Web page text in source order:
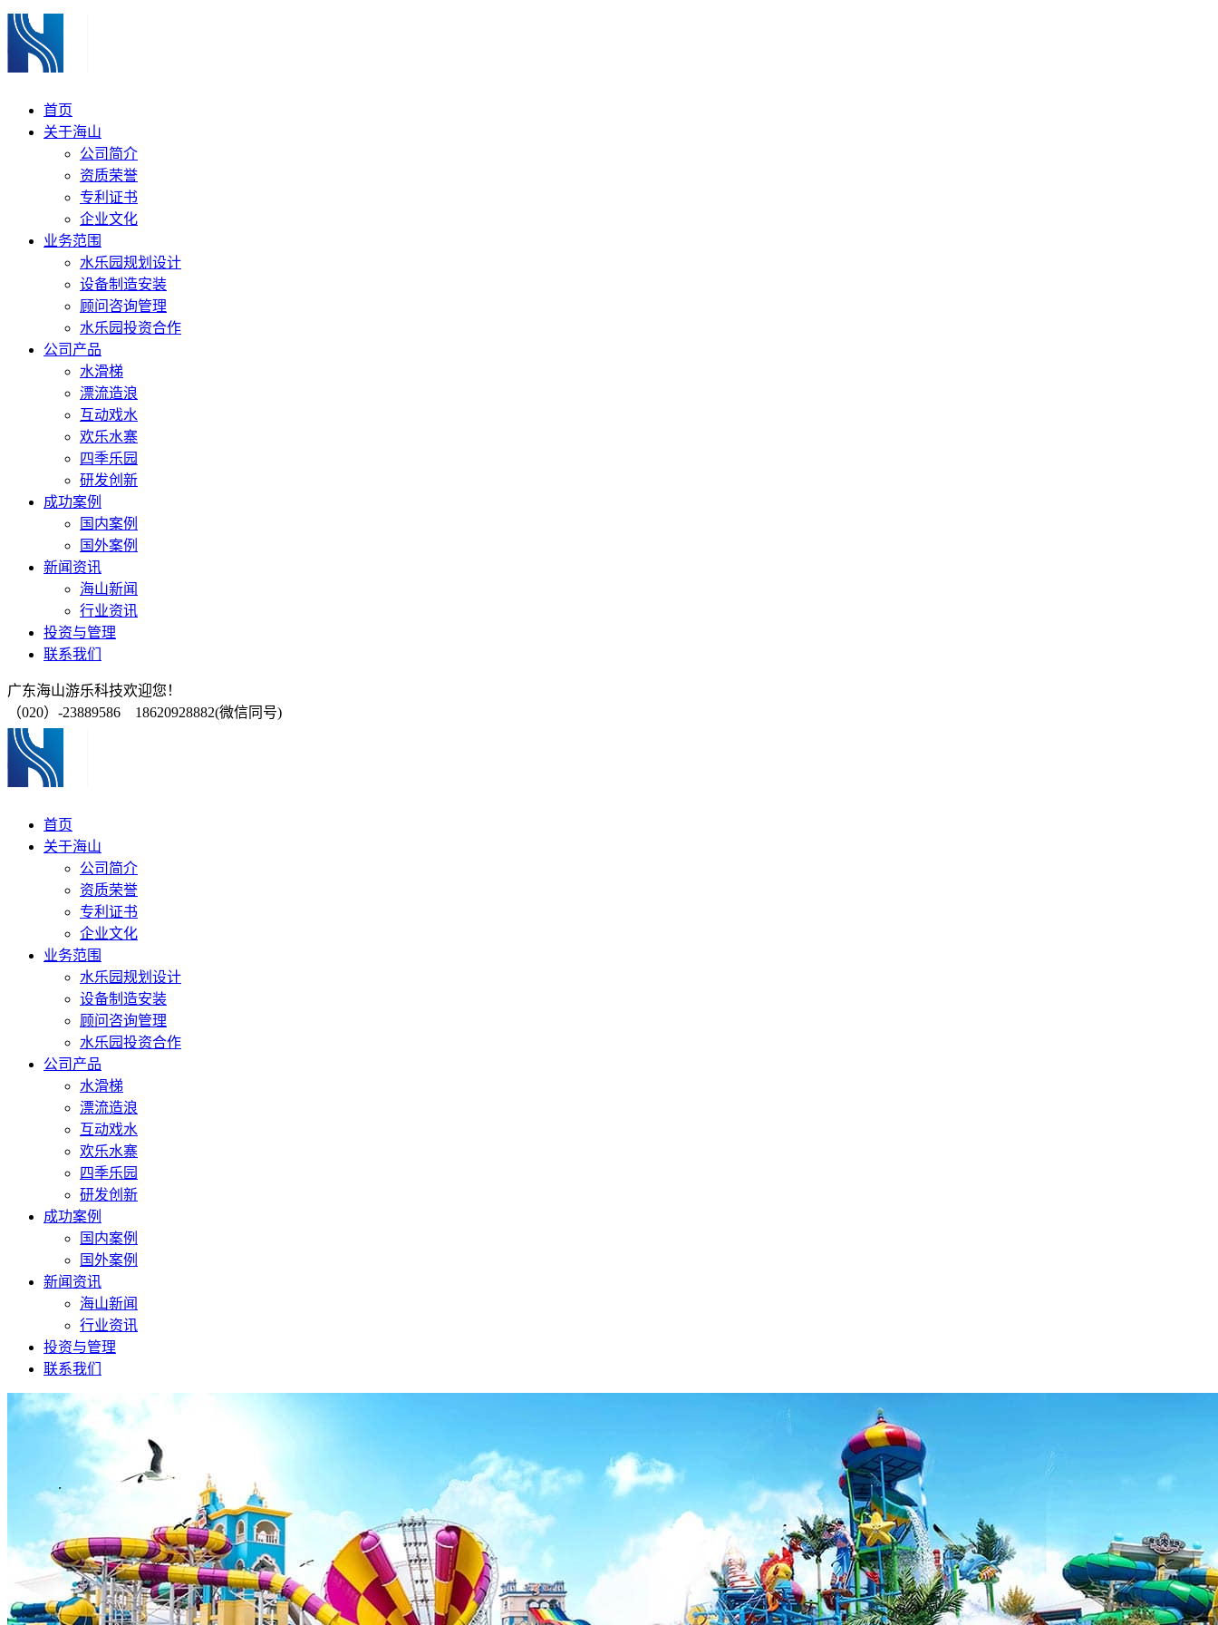
首页
关于海山
公司简介
资质荣誉
专利证书
企业文化
业务范围
水乐园规划设计
设备制造安装
顾问咨询管理
水乐园投资合作
公司产品
水滑梯
漂流造浪
互动戏水
欢乐水寨
四季乐园
研发创新
成功案例
国内案例
国外案例
新闻资讯
海山新闻
行业资讯
投资与管理
联系我们
广东海山游乐科技欢迎您！
（020）-23889586 18620928882(微信同号)
首页
关于海山
公司简介
资质荣誉
专利证书
企业文化
业务范围
水乐园规划设计
设备制造安装
顾问咨询管理
水乐园投资合作
公司产品
水滑梯
漂流造浪
互动戏水
欢乐水寨
四季乐园
研发创新
成功案例
国内案例
国外案例
新闻资讯
海山新闻
行业资讯
投资与管理
联系我们